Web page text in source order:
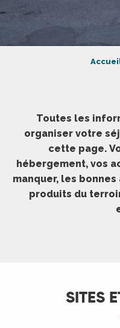
Toutes les
organiser votre
cette page.
hébergement, vos
manquer, les
produits du
SITES